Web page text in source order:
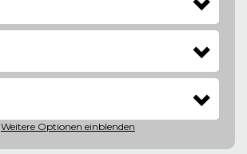
Weitere Optionen einblenden